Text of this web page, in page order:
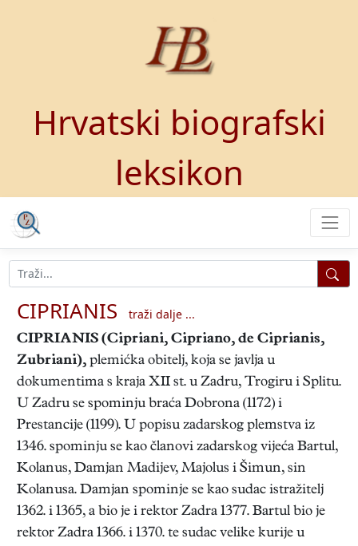
Hrvatski biografski
leksikon
CIPRIANIS
traži dalje ...
CIPRIANIS (Cipriani, Cipriano, de Ciprianis,
Zubriani), plemićka obitelj, koja se javlja u
dokumentima s kraja XII st. u Zadru, Trogiru i Splitu.
U Zadru se spominju braća Dobrona (1172) i
Prestancije (1199). U popisu zadarskog plemstva iz
1346. spominju se kao članovi zadarskog vijeća Bartul,
Kolanus, Damjan Madijev, Majolus i Šimun, sin
Kolanusa. Damjan spominje se kao sudac istražitelj
1362. i 1365, a bio je i rektor Zadra 1377. Bartul bio je
rektor Zadra 1366. i 1370. te sudac velike kurije u